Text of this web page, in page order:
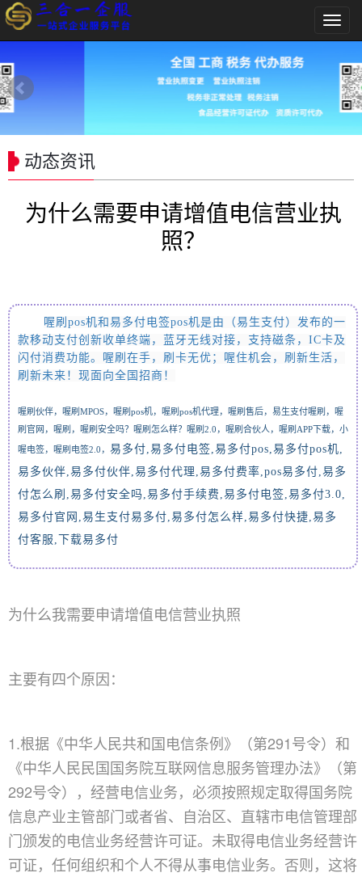
导
航
单
动态资讯
为什么需要申请增值电信营业执
照？
喔刷pos机和易多付电签pos机是由 （易生支付） 发布的一
款移动支付创新收单终端，蓝牙无线对接，支持磁条，IC卡及
闪付消费功能。喔刷在手，刷卡无优；喔住机会，刷新生活，
刷新未来！现面向全国招商 ！
喔刷伙伴，喔刷 MPOS，喔刷pos机， 喔刷pos机代理， 喔刷售后，易生支付喔刷，喔
刷官网，喔刷，喔刷安全吗？喔刷怎么样？喔刷2.0，喔刷合伙人，喔刷APP下载， 小
喔电签，喔刷电签2.0， 易多付,易多付电签,易多付pos,易多付pos机,
易多伙伴,易多付伙伴,易多付代理 ,易多付费率,pos易多付,易多
付怎么刷 ,易多付安全吗,易多付手续费 ,易多付电签,易多付3.0,
易多付官网 ,易生支付易多付,易多付怎么样,易多付快捷,易多
付客服 , 下载易多付
为什么我需要申请增值电信营业执照
主要有四个原因：
1.根据《中华人民共和国电信条例》（第291号令）和
《中华人民民国国务院互联网信息服务管理办法》（第
292号令），经营电信业务，必须按照规定取得国务院
信息产业主管部门或者省、自治区、直辖市电信管理部
门颁发的电信业务经营许可证。未取得电信业务经营许
可证，任何组织和个人不得从事电信业务。否则，这将